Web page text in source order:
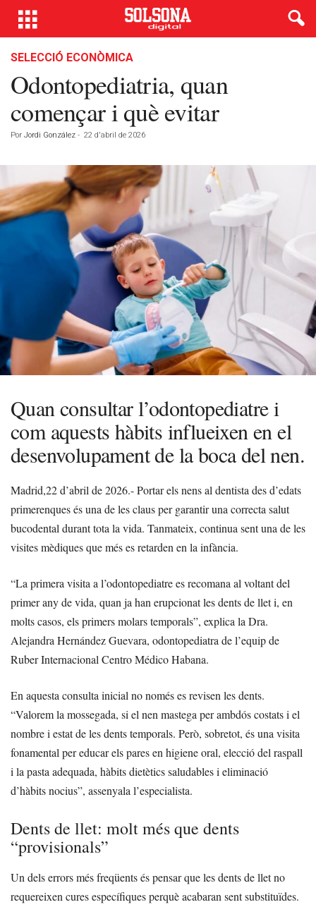
SELECCIÓ ECONÒMICA
Odontopediatria, quan
començar i què evitar
Por Jordi González - 22 d'abril de 2026
Quan consultar l’odontopediatre i
com aquests hàbits influeixen en el
desenvolupament de la boca del nen.
Madrid,22 d’abril de 2026.-Portar els nens al dentista des d’edats
primerenques és una de les claus per garantir una correcta salut
bucodental durant tota la vida. Tanmateix, continua sent una de les
visites mèdiques que més es retarden en la infància.
“La primera visita a l’odontopediatre es recomana al voltant del
primer any de vida, quan ja han erupcionat les dents de llet i, en
molts casos, els primers molars temporals”, explica la Dra.
Alejandra Hernández Guevara, odontopediatra de l’equip de
Ruber Internacional Centro Médico Habana.
En aquesta consulta inicial no només es revisen les dents.
“Valorem la mossegada, si el nen mastega per ambdós costats i el
nombre i estat de les dents temporals. Però, sobretot, és una visita
fonamental per educar els pares en higiene oral, elecció del raspall
i la pasta adequada, hàbits dietètics saludables i eliminació
d’hàbits nocius”, assenyala l’especialista.
Dents de llet: molt més que dents
“provisionals”
Un dels errors més freqüents és pensar que les dents de llet no
requereixen cures específiques perquè acabaran sent substituïdes.